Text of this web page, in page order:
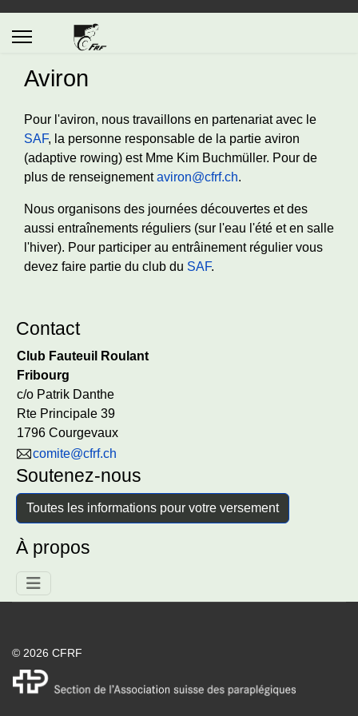
Aviron
Pour l'aviron, nous travaillons en partenariat avec le
SAF, la personne responsable de la partie aviron
(adaptive rowing) est Mme Kim Buchmüller. Pour de
plus de renseignementaviron@cfrf.ch.
Nous organisons des journées découvertes et des
aussi entraînements réguliers (sur l'eau l'été et en salle
l'hiver). Pour participer au entrâinement régulier vous
devez faire partie du club du SAF.
Contact
Club Fauteuil Roulant
Fribourg
c/o Patrik Danthe
Rte Principale 39
1796 Courgevaux
comite@cfrf.ch
Soutenez-nous
Toutes les informations pour votre versement
À propos
© 2026 CFRF